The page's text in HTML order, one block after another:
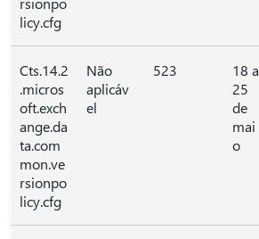
licy.cfg
Cts.14.2
.micros
oft.exch
ange.da
ta.com
mon.ve
rsionpo
licy.cfg
Não
aplicáv
el
523
18 a
25
de
mai
o